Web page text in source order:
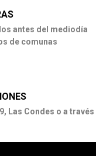
antes del mediodía
de comunas
Las Condes o a través